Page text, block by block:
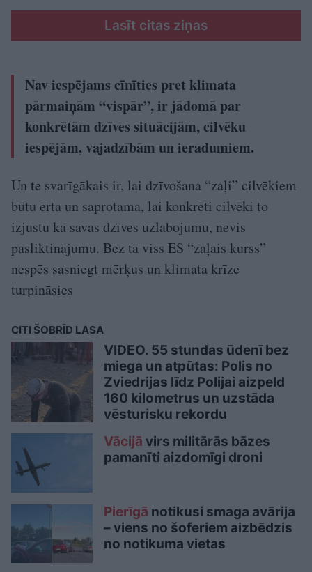
Lasīt citas ziņas
Nav iespējams cīnīties pret klimata
pārmaiņām “vispār”, ir jādomā par
konkrētām dzīves situācijām, cilvēku
iespējām, vajadzībām un ieradumiem.
Un te svarīgākais ir, lai dzīvošana “zaļi” cilvēkiem
būtu ērta un saprotama, lai konkrēti cilvēki to
izjustu kā savas dzīves uzlabojumu, nevis
pasliktinājumu. Bez tā viss ES “zaļais kurss”
nespēs sasniegt mērķus un klimata krīze
turpināsies
CITI ŠOBRĪD LASA
VIDEO. 55 stundas ūdenī bez
miega un atpūtas: Polis no
Zviedrijas līdz Polijai aizpeld
160 kilometrus un uzstāda
vēsturisku rekordu
Vācijā virs militārās bāzes
pamanīti aizdomīgi droni
Pierīgā notikusi smaga avārija
– viens no šoferiem aizbēdzis
no notikuma vietas